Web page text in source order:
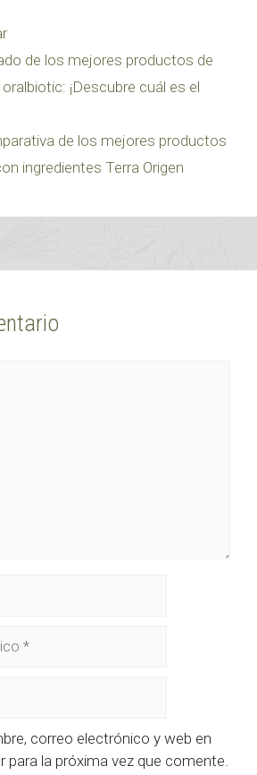
de los mejores productos de
¡Descubre cuál es el
de los mejores productos
ingredientes Terra Origen
correo electrónico y web en
para la próxima vez que comente.